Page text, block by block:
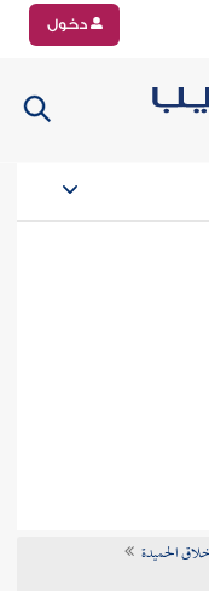
دخول
الحميدة